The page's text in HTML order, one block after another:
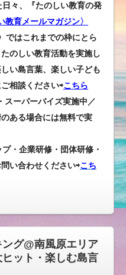
日々、『たのしい教育の発
教育メールマガジン〉
ではこれまでの枠にとら
のしい教育活動を実施し
い島言葉、楽しい子ども
相談ください⇨こちら
スーパーバイズ実施中／
ある場合には無料で実
・企業研修・団体研修・
い合わせください⇨こち
グ@南風原エリア
ット・楽しむ島言